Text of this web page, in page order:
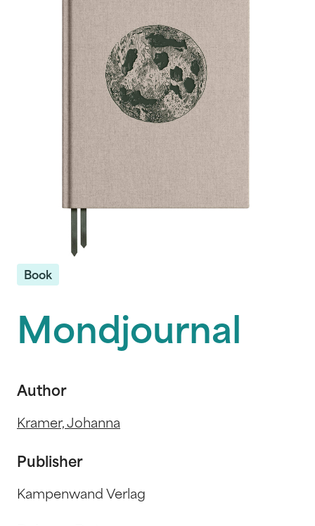
Book
Mondjournal
Author
Kramer, Johanna
Publisher
Kampenwand Verlag